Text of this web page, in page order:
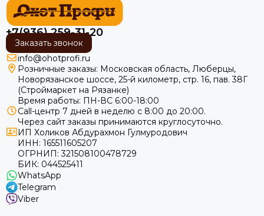
+7(936) 259-31-20
Заказать звонок
info@ohotprofi.ru
Розничные заказы: Московская область, Люберцы,
Новорязанское шоссе, 25-й километр, стр. 16, пав. 38Г
(Строймаркет на Рязанке)
Время работы: ПН-ВС 6:00-18:00
Call-центр 7 дней в неделю с 8:00 до 20:00.
Через сайт заказы принимаются круглосуточно.
ИП Холиков Абдурахмон Гулмуродович
ИНН: 165511605207
ОГРНИП: 321508100478729
БИК: 044525411
WhatsApp
Telegram
Viber